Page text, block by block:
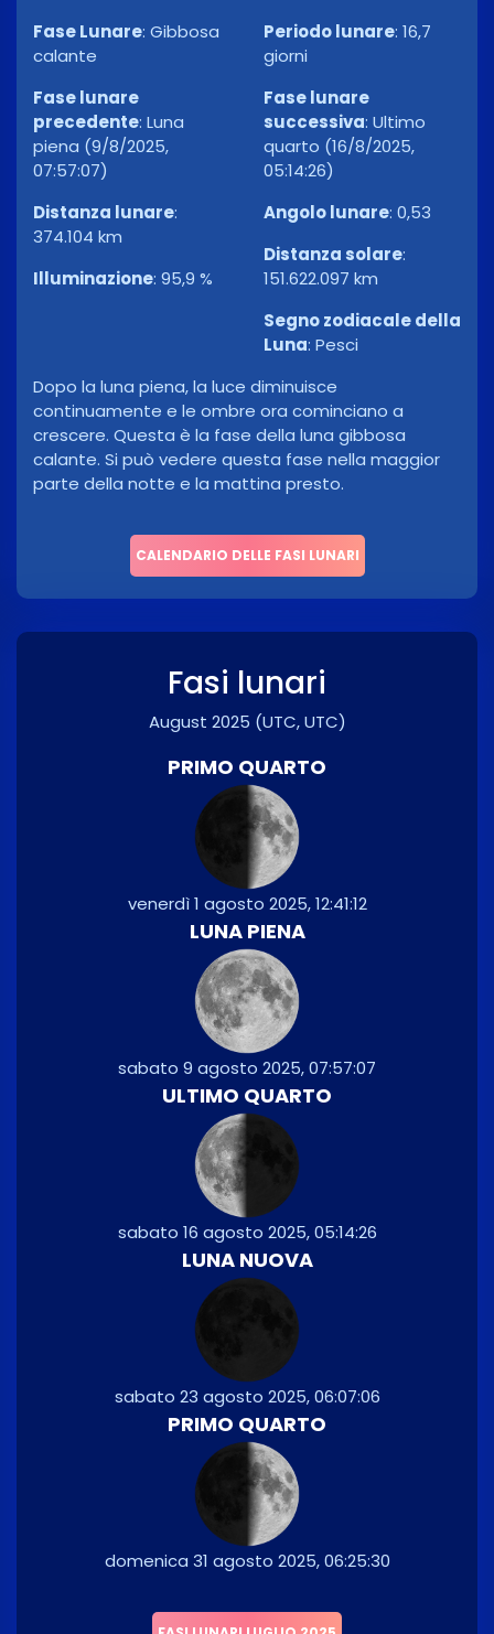
Fase Lunare: Gibbosa
calante
Fase lunare
precedente: Luna
piena (9/8/2025,
07:57:07)
Distanza lunare:
374.104 km
Illuminazione: 95,9 %
Periodo lunare: 16,7
giorni
Fase lunare
successiva: Ultimo
quarto (16/8/2025,
05:14:26)
Angolo lunare: 0,53
Distanza solare:
151.622.097 km
Segno zodiacale della
Luna: Pesci
Dopo la luna piena, la luce diminuisce
continuamente e le ombre ora cominciano a
crescere. Questa è la fase della luna gibbosa
calante. Si può vedere questa fase nella maggior
parte della notte e la mattina presto.
CALENDARIO DELLE FASI LUNARI
Fasi lunari
August 2025 (UTC, UTC)
PRIMO QUARTO
venerdì 1 agosto 2025, 12:41:12
LUNA PIENA
sabato 9 agosto 2025, 07:57:07
ULTIMO QUARTO
sabato 16 agosto 2025, 05:14:26
LUNA NUOVA
sabato 23 agosto 2025, 06:07:06
PRIMO QUARTO
domenica 31 agosto 2025, 06:25:30